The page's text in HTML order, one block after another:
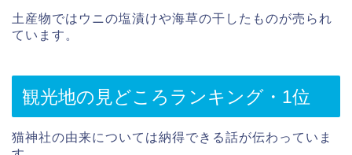
土産物ではウニの塩漬けや海草の干したものが売られ
ています。
観光地の見どころランキング・1位
猫神社の由来については納得できる話が伝わっていま